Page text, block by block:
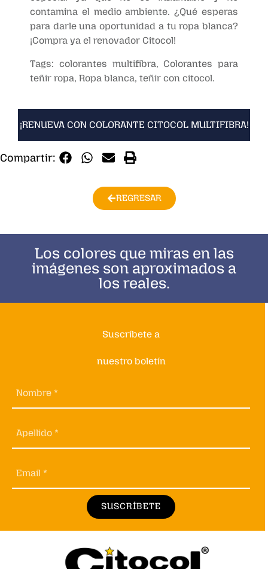
contamina el medio ambiente. ¿Qué esperas
para darle una oportunidad a tu ropa blanca?
¡Compra ya el renovador Citocol!
Tags: colorantes multifibra, Colorantes para
teñir ropa, Ropa blanca, teñir con citocol.
¡RENUEVA CON COLORANTE CITOCOL MULTIFIBRA!
Compartir:
REGRESAR
Los colores que miras en las
imágenes son aproximados a
los reales.
Suscríbete a
nuestro boletín
Nombre *
Apellido *
Email *
SUSCRÍBETE